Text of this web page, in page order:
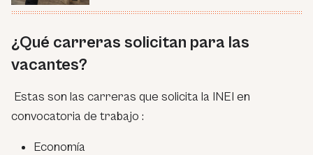
¿Qué carreras solicitan para las
vacantes?
Estas son las carreras que solicita la INEI en
convocatoria de trabajo :
Economía